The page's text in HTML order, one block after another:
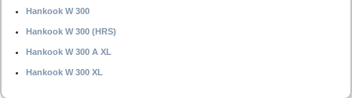
Hankook W 300
Hankook W 300 (HRS)
Hankook W 300 A XL
Hankook W 300 XL